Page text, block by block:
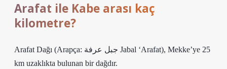
Arafat ile Kabe arası kaç
kilometre?
Arafat Dağı (Arapça: جبل عرفة Jabal ‘Arafat), Mekke’ye 25
km uzaklıkta bulunan bir dağdır.